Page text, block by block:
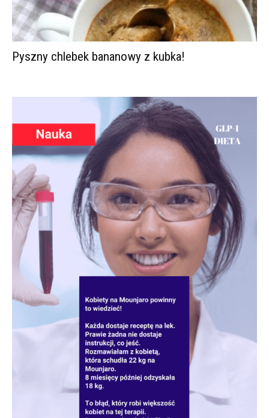
Pyszny chlebek bananowy z kubka!